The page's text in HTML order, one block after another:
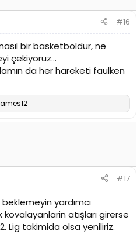
#16
bir basketboldur, ne
çekiyoruz…
da her hareketi faulken
#17
yardımcı
atışları girerse
Lig takimida olsa yeniliriz.